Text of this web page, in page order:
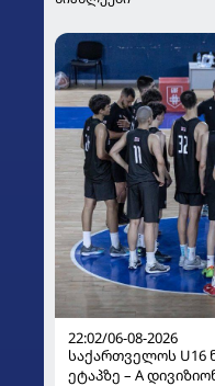
22:02/06-08-2026
საქართველოს U16
ეტაპზე – A